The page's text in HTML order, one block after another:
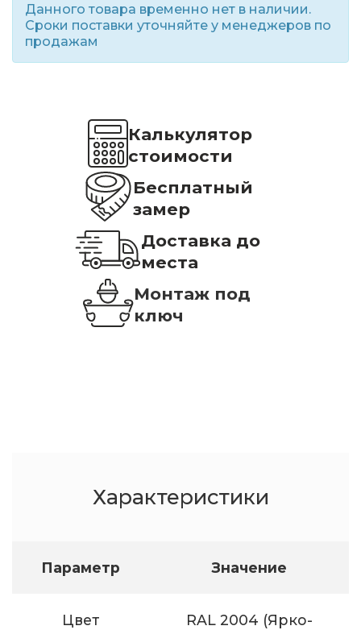
Данного товара временно нет в наличии.
Сроки поставки уточняйте у менеджеров по
продажам
Калькулятор
стоимости
Бесплатный
замер
Доставка до
места
Монтаж под
ключ
Характеристики
Параметр Значение
Цвет
RAL 2004 (Ярко-